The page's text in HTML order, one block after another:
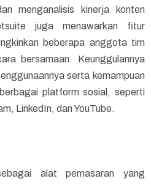
menganalisis kinerja konten
juga menawarkan fitur
beberapa anggota tim
bersamaan. Keunggulannya
serta kemampuan
platform sosial, seperti
LinkedIn, dan YouTube.
alat pemasaran yang